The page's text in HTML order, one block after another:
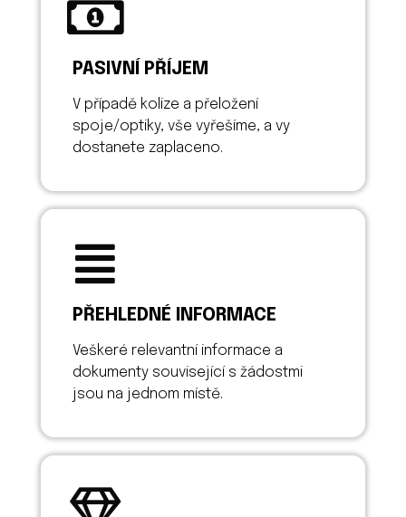
PASIVNÍ PŘÍJEM
V případě kolize a přeložení
spoje/optiky, vše vyřešíme, a vy
dostanete zaplaceno.
PŘEHLEDNÉ INFORMACE
Veškeré relevantní informace a
dokumenty související s žádostmi
jsou na jednom místě.